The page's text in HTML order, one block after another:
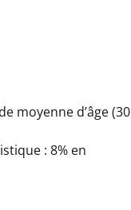
moyenne d’âge (30
: 8% en